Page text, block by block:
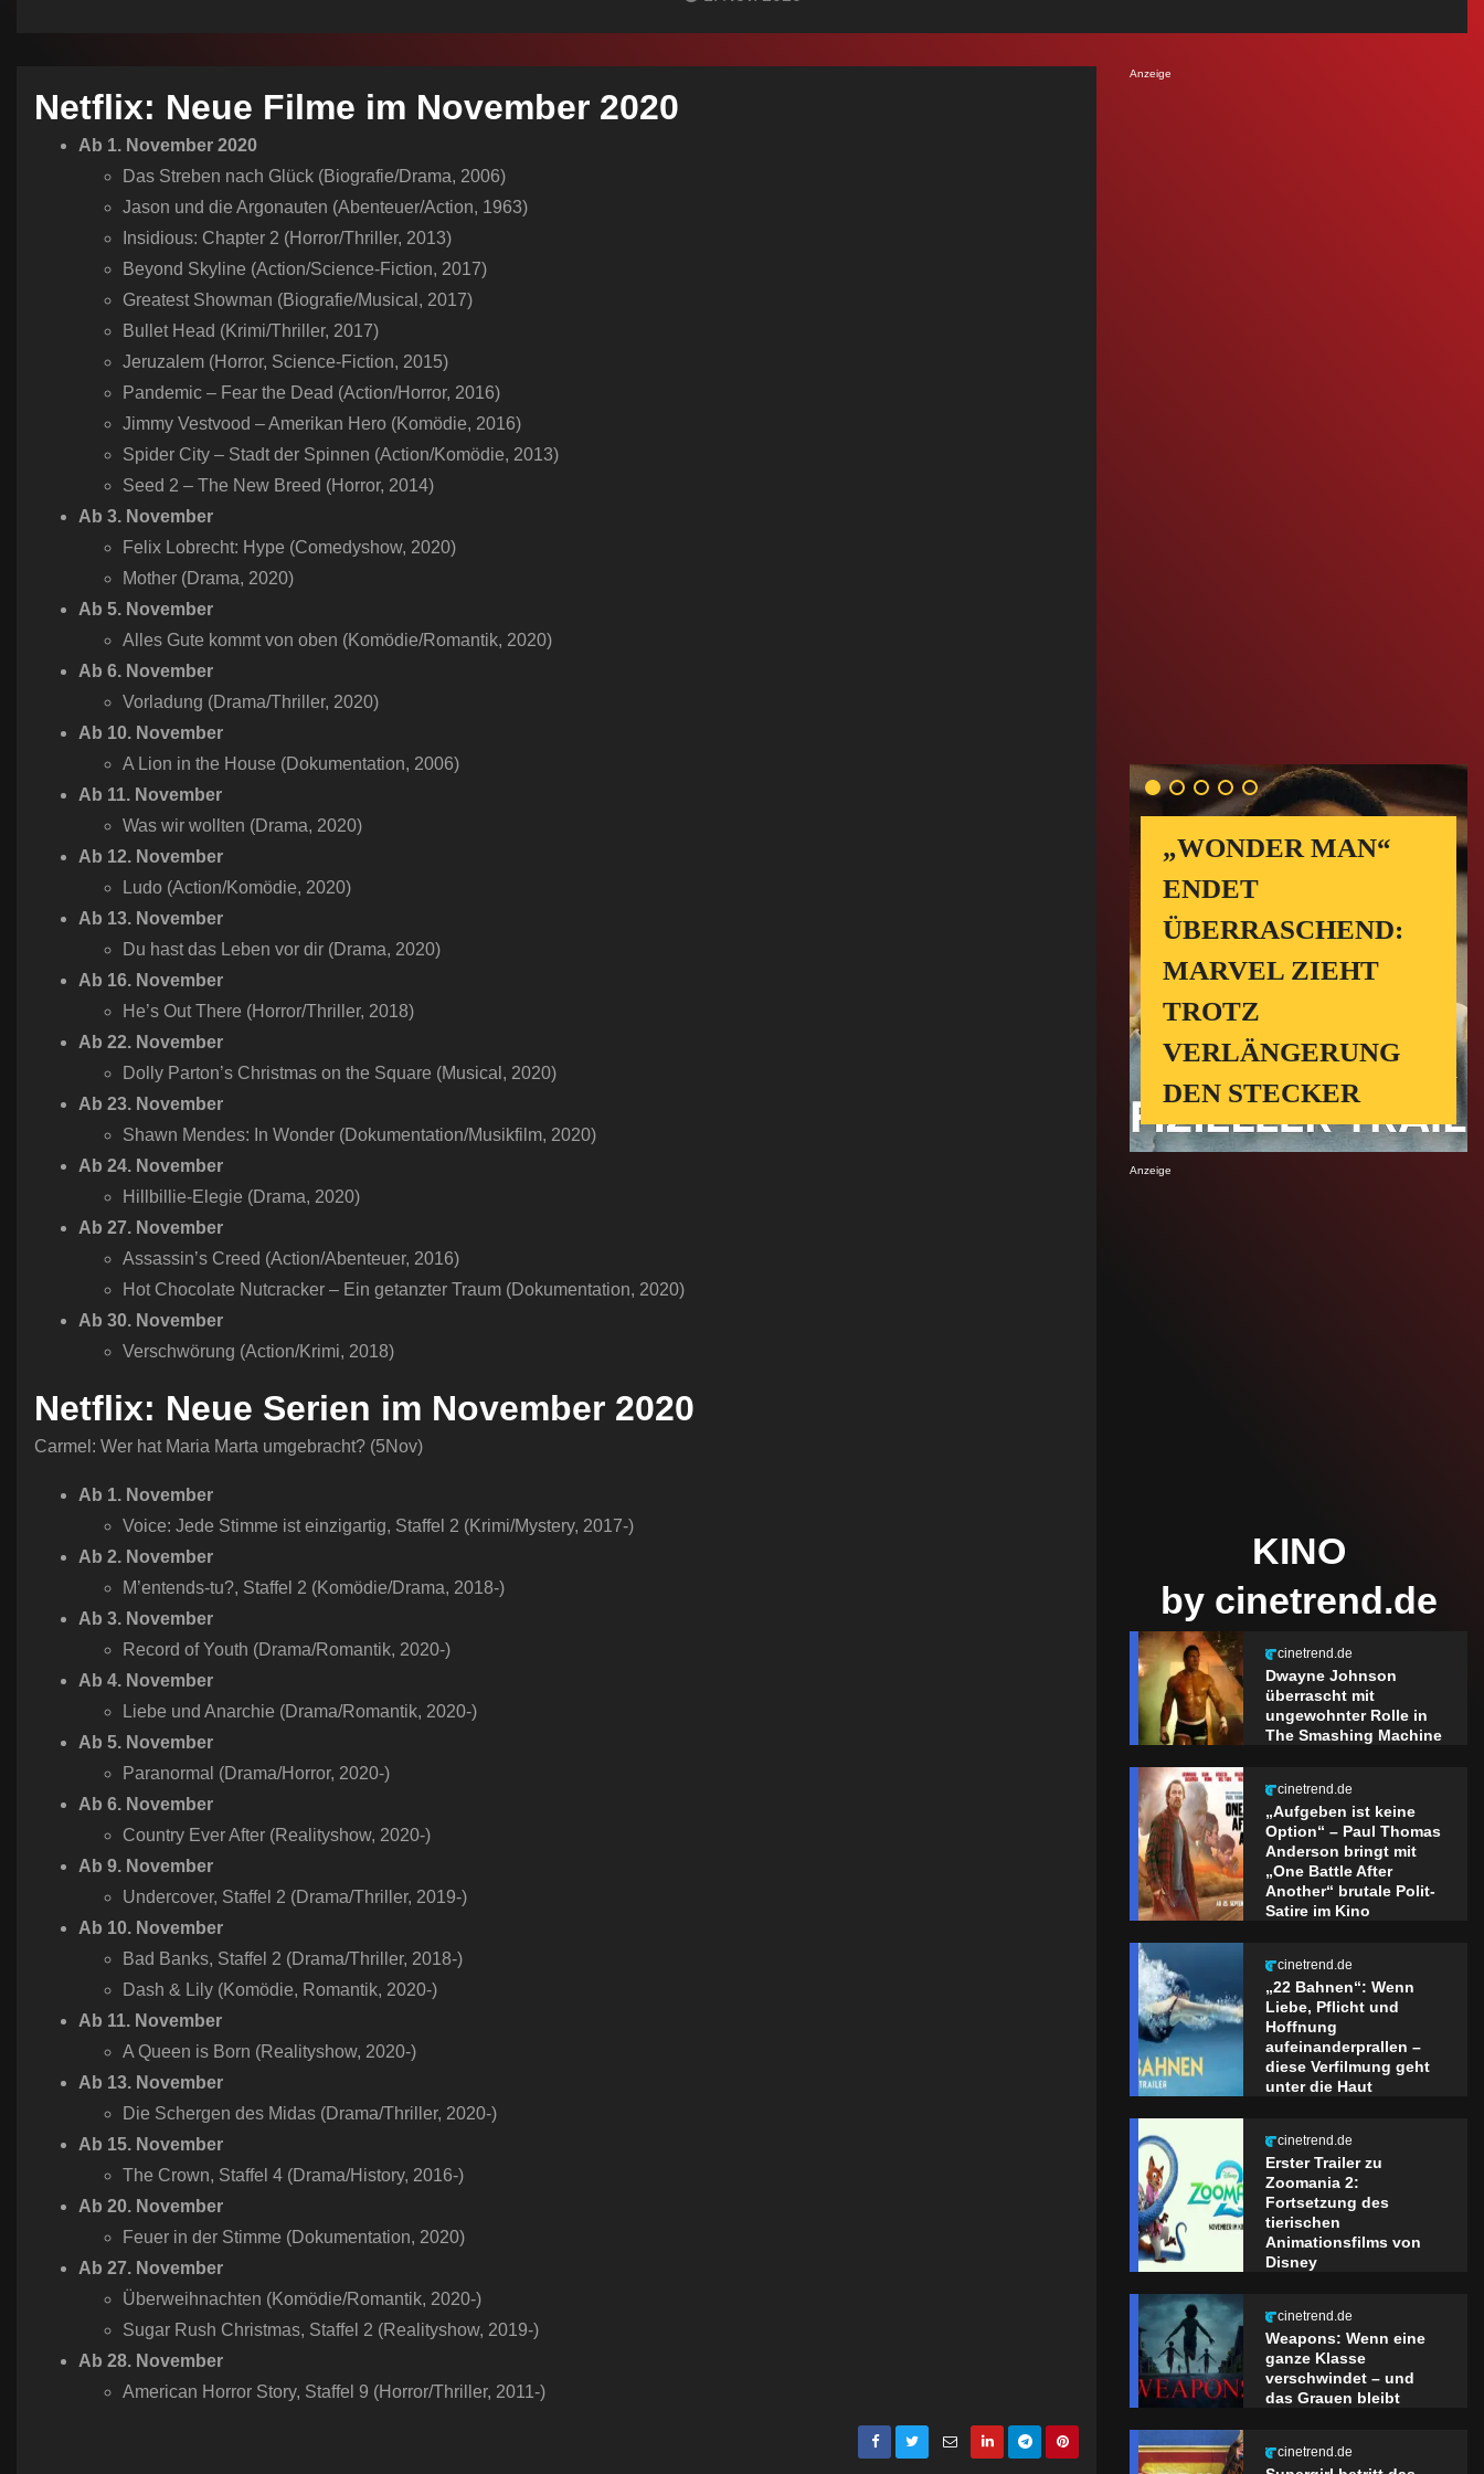
Netflix: Neue Filme im November 2020
Ab 1. November 2020
Das Streben nach Glück (Biografie/Drama, 2006)
Jason und die Argonauten (Abenteuer/Action, 1963)
Insidious: Chapter 2 (Horror/Thriller, 2013)
Beyond Skyline (Action/Science-Fiction, 2017)
Greatest Showman (Biografie/Musical, 2017)
Bullet Head (Krimi/Thriller, 2017)
Jeruzalem (Horror, Science-Fiction, 2015)
Pandemic – Fear the Dead (Action/Horror, 2016)
Jimmy Vestvood – Amerikan Hero (Komödie, 2016)
Spider City – Stadt der Spinnen (Action/Komödie, 2013)
Seed 2 – The New Breed (Horror, 2014)
Ab 3. November
Felix Lobrecht: Hype (Comedyshow, 2020)
Mother (Drama, 2020)
Ab 5. November
Alles Gute kommt von oben (Komödie/Romantik, 2020)
Ab 6. November
Vorladung (Drama/Thriller, 2020)
Ab 10. November
A Lion in the House (Dokumentation, 2006)
Ab 11. November
Was wir wollten (Drama, 2020)
Ab 12. November
Ludo (Action/Komödie, 2020)
Ab 13. November
Du hast das Leben vor dir (Drama, 2020)
Ab 16. November
He’s Out There (Horror/Thriller, 2018)
Ab 22. November
Dolly Parton’s Christmas on the Square (Musical, 2020)
Ab 23. November
Shawn Mendes: In Wonder (Dokumentation/Musikfilm, 2020)
Ab 24. November
Hillbillie-Elegie (Drama, 2020)
Ab 27. November
Assassin’s Creed (Action/Abenteuer, 2016)
Hot Chocolate Nutcracker – Ein getanzter Traum (Dokumentation, 2020)
Ab 30. November
Verschwörung (Action/Krimi, 2018)
Netflix: Neue Serien im November 2020
Carmel: Wer hat Maria Marta umgebracht? (5Nov)
Ab 1. November
Voice: Jede Stimme ist einzigartig, Staffel 2 (Krimi/Mystery, 2017-)
Ab 2. November
M’entends-tu?, Staffel 2 (Komödie/Drama, 2018-)
Ab 3. November
Record of Youth (Drama/Romantik, 2020-)
Ab 4. November
Liebe und Anarchie (Drama/Romantik, 2020-)
Ab 5. November
Paranormal (Drama/Horror, 2020-)
Ab 6. November
Country Ever After (Realityshow, 2020-)
Ab 9. November
Undercover, Staffel 2 (Drama/Thriller, 2019-)
Ab 10. November
Bad Banks, Staffel 2 (Drama/Thriller, 2018-)
Dash & Lily (Komödie, Romantik, 2020-)
Ab 11. November
A Queen is Born (Realityshow, 2020-)
Ab 13. November
Die Schergen des Midas (Drama/Thriller, 2020-)
Ab 15. November
The Crown, Staffel 4 (Drama/History, 2016-)
Ab 20. November
Feuer in der Stimme (Dokumentation, 2020)
Ab 27. November
Überweihnachten (Komödie/Romantik, 2020-)
Sugar Rush Christmas, Staffel 2 (Realityshow, 2019-)
Ab 28. November
American Horror Story, Staffel 9 (Horror/Thriller, 2011-)
Anzeige
„WONDER MAN“
ENDET
ÜBERRASCHEND:
MARVEL ZIEHT
TROTZ
VERLÄNGERUNG
DEN STECKER
Anzeige
KINO
by cinetrend.de
cinetrend.de
Dwayne Johnson
überrascht mit
ungewohnter Rolle in
The Smashing Machine
cinetrend.de
„Aufgeben ist keine
Option“ – Paul Thomas
Anderson bringt mit
„One Battle After
Another“ brutale Polit-
Satire im Kino
cinetrend.de
„22 Bahnen“: Wenn
Liebe, Pflicht und
Hoffnung
aufeinanderprallen –
diese Verfilmung geht
unter die Haut
cinetrend.de
Erster Trailer zu
Zoomania 2:
Fortsetzung des
tierischen
Animationsfilms von
Disney
cinetrend.de
Weapons: Wenn eine
ganze Klasse
verschwindet – und
das Grauen bleibt
cinetrend.de